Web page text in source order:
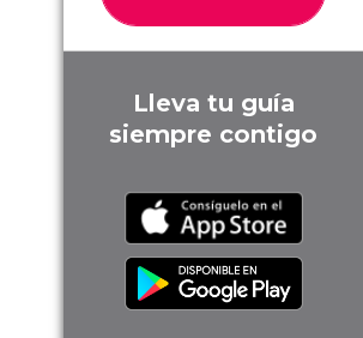
Lleva tu guía
siempre contigo